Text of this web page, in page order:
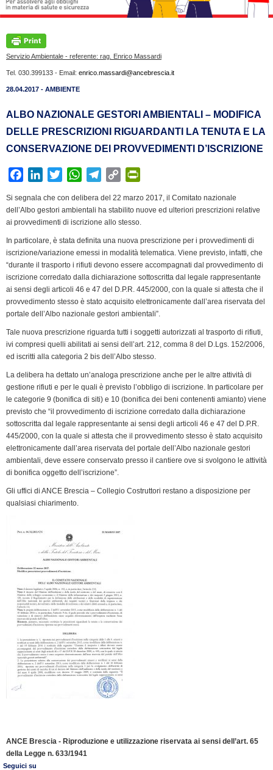
Servizio Ambientale - referente: rag. Enrico Massardi
Tel. 030.399133 - Email: enrico.massardi@ancebrescia.it
28.04.2017 - AMBIENTE
ALBO NAZIONALE GESTORI AMBIENTALI – MODIFICA
DELLE PRESCRIZIONI RIGUARDANTI LA TENUTA E LA
CONSERVAZIONE DEI PROVVEDIMENTI D’ISCRIZIONE
c
e
o
o
k
n
k
I
n
i
t
r
W
a
t
p
p
l
e
r
a
m
C
p
y
i
n
k
i
F
r
i
e
n
l
y
Si segnala che con delibera del 22 marzo 2017, il Comitato nazionale
dell’Albo gestori ambientali ha stabilito nuove ed ulteriori prescrizioni relative
ai provvedimenti di iscrizione allo stesso.
In particolare, è stata definita una nuova prescrizione per i provvedimenti di
iscrizione/variazione emessi in modalità telematica. Viene previsto, infatti, che
“durante il trasporto i rifiuti devono essere accompagnati dal provvedimento di
iscrizione corredato dalla dichiarazione sottoscritta dal legale rappresentante
ai sensi degli articoli 46 e 47 del D.P.R. 445/2000, con la quale si attesta che il
provvedimento stesso è stato acquisito elettronicamente dall’area riservata del
portale dell’Albo nazionale gestori ambientali”.
Tale nuova prescrizione riguarda tutti i soggetti autorizzati al trasporto di rifiuti,
ivi compresi quelli abilitati ai sensi dell’art. 212, comma 8 del D.Lgs. 152/2006,
ed iscritti alla categoria 2 bis dell’Albo stesso.
La delibera ha dettato un’analoga prescrizione anche per le altre attività di
gestione rifiuti e per le quali è previsto l’obbligo di iscrizione. In particolare per
le categorie 9 (bonifica di siti) e 10 (bonifica dei beni contenenti amianto) viene
previsto che “il provvedimento di iscrizione corredato dalla dichiarazione
sottoscritta dal legale rappresentante ai sensi degli articoli 46 e 47 del D.P.R.
445/2000, con la quale si attesta che il provvedimento stesso è stato acquisito
elettronicamente dall’area riservata del portale dell’Albo nazionale gestori
ambientali, deve essere conservato presso il cantiere ove si svolgono le attività
di bonifica oggetto dell’iscrizione”.
Gli uffici di ANCE Brescia – Collegio Costruttori restano a disposizione per
qualsiasi chiarimento.
ANCE Brescia - Riproduzione e utilizzazione riservata ai sensi dell’art. 65
della Legge n. 633/1941
Seguici su